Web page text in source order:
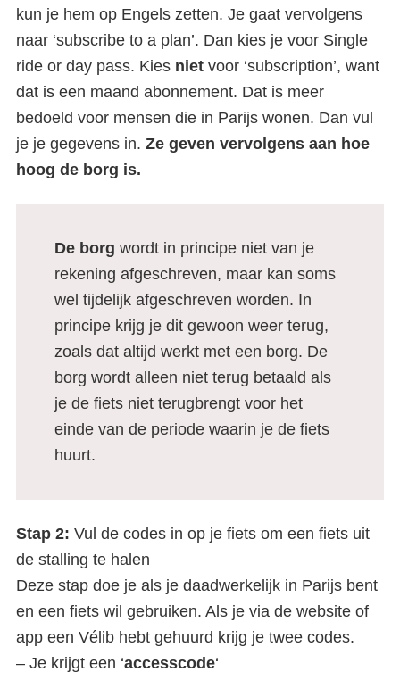
kun je hem op Engels zetten. Je gaat vervolgens
naar ‘subscribe to a plan’. Dan kies je voor Single
ride or day pass. Kies niet voor ‘subscription’, want
dat is een maand abonnement. Dat is meer
bedoeld voor mensen die in Parijs wonen. Dan vul
je je gegevens in. Ze geven vervolgens aan hoe
hoog de borg is.
De borg wordt in principe niet van je
rekening afgeschreven, maar kan soms
wel tijdelijk afgeschreven worden. In
principe krijg je dit gewoon weer terug,
zoals dat altijd werkt met een borg. De
borg wordt alleen niet terug betaald als
je de fiets niet terugbrengt voor het
einde van de periode waarin je de fiets
huurt.
Stap 2: Vul de codes in op je fiets om een fiets uit
de stalling te halen
Deze stap doe je als je daadwerkelijk in Parijs bent
en een fiets wil gebruiken. Als je via de website of
app een Vélib hebt gehuurd krijg je twee codes.
– Je krijgt een ‘accesscode‘